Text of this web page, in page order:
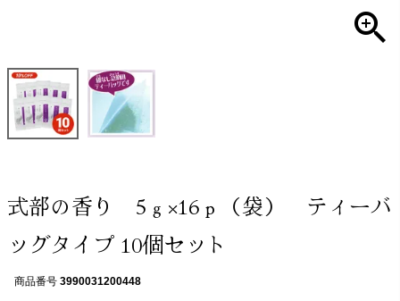
式部の香り 5ｇ×16ｐ（袋） ティーバ
ッグタイプ 10個セット
商品番号 3990031200448